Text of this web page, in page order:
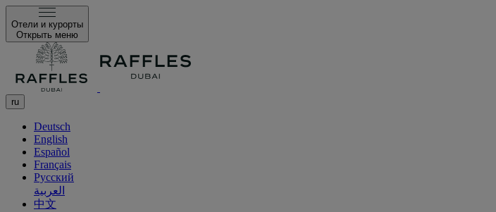
Отели и курорты
Открыть меню
ru
Deutsch
English
Español
Français
Русский
العربية
中文